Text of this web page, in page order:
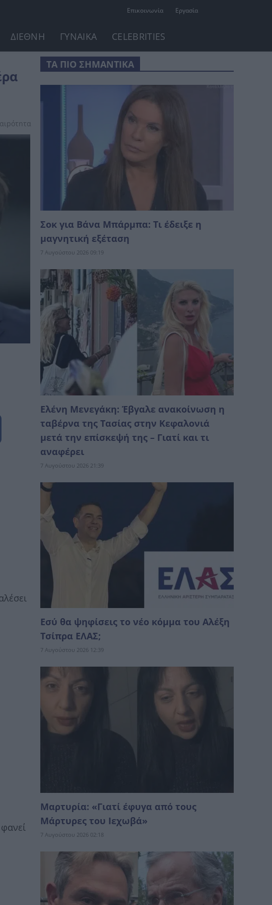
Επικοινωνία Εργασία
ΔΙΕΘΝΗ ΓΥΝΑΙΚΑ CELEBRITIES
ΤΑ ΠΙΟ ΣΗΜΑΝΤΙΚΑ
Σoκ για Βάνα Μπάρμπα: Τι έδειξε η
μαγνητική εξέταση
7 Αυγούστου 2026 09:19
Ελένη Μενεγάκη: Έβγαλε ανακοίνωση η
ταβέρνα της Τασίας στην Κεφαλονιά
μετά την επίσκεψή της – Γιατί και τι
αναφέρει
7 Αυγούστου 2026 21:39
Εσύ θα ψηφίσεις το νέο κόμμα του Αλέξη
Τσίπρα ΕΛΑΣ;
7 Αυγούστου 2026 12:39
Μαρτυρία: «Γιατί έφυγα από τους
Μάρτυρες του Ιεχωβά»
7 Αυγούστου 2026 02:18